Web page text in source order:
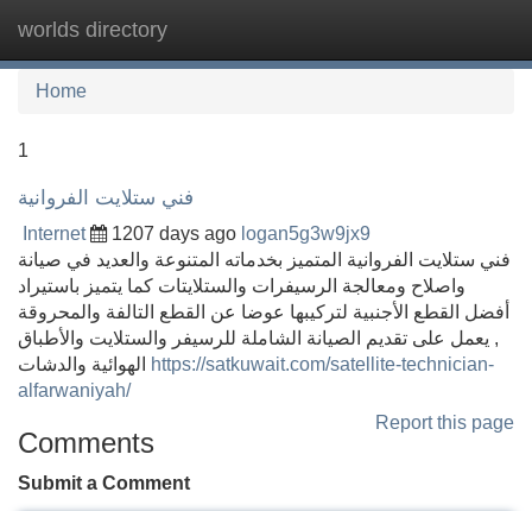
worlds directory
Home
1
فني ستلايت الفروانية
Internet 1207 days ago logan5g3w9jx9
فني ستلايت الفروانية المتميز بخدماته المتنوعة والعديد في صيانة
واصلاح ومعالجة الرسيفرات والستلايتات كما يتميز باستيراد
أفضل القطع الأجنبية لتركيبها عوضا عن القطع التالفة والمحروقة
, يعمل على تقديم الصيانة الشاملة للرسيفر والستلايت والأطباق
https://satkuwait.com/satellite-technician-
alfarwaniyah/
Report this page
Comments
Submit a Comment